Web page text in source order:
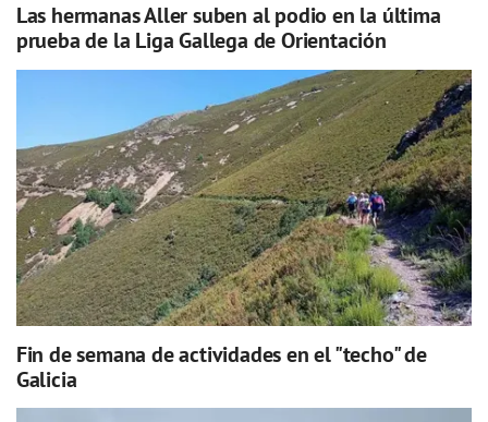
Las hermanas Aller suben al podio en la última
prueba de la Liga Gallega de Orientación
Fin de semana de actividades en el "techo" de
Galicia